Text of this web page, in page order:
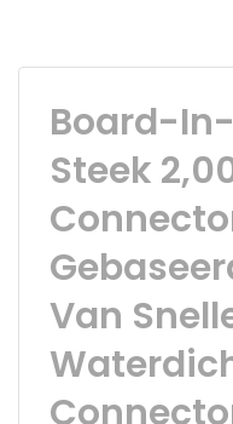
Board-
Steek
Van